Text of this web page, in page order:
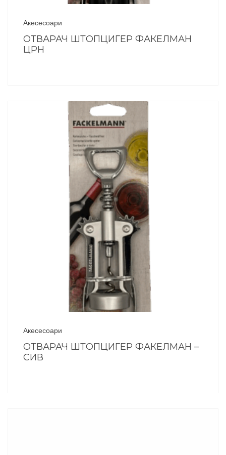
Акесесоари
ОТВАРАЧ ШТОПЦИГЕР ФАКЕЛМАН
ЦРН
Акесесоари
ОТВАРАЧ ШТОПЦИГЕР ФАКЕЛМАН –
СИВ